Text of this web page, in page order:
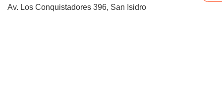
Av. Los Conquistadores 396, San Isidro